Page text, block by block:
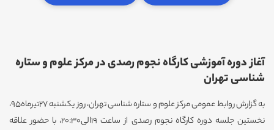
آغاز دوره آموزشی کارگاه نجوم رصدی در مرکز علوم و ستاره
شناسی تهران
به گزارش روابط عمومی مرکز علوم و ستاره شناسی تهران، روز یکشنبه 27تیرماه95،
نخستین جلسه دوره کارگاه نجوم رصدی از ساعت 19الی20:30، با حضور علاقه